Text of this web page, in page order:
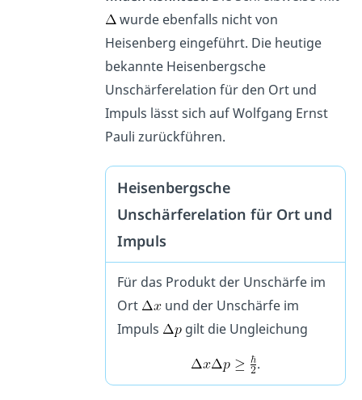
wurde ebenfalls nicht von
Heisenberg eingeführt. Die heutige
bekannte Heisenbergsche
Unschärferelation für den Ort und
Impuls lässt sich auf Wolfgang Ernst
Pauli zurückführen.
Heisenbergsche
Unschärferelation für Ort und
Impuls
Für das Produkt der Unschärfe im
Ort
und der Unschärfe im
Impuls
gilt die Ungleichung
.